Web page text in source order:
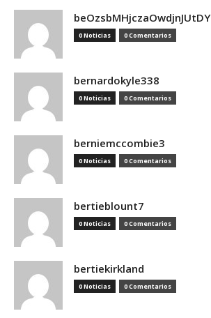
beOzsbMHjczaOwdjnJUtDY
0 Noticias 0 Comentarios
bernardokyle338
0 Noticias 0 Comentarios
berniemccombie3
0 Noticias 0 Comentarios
bertieblount7
0 Noticias 0 Comentarios
bertiekirkland
0 Noticias 0 Comentarios